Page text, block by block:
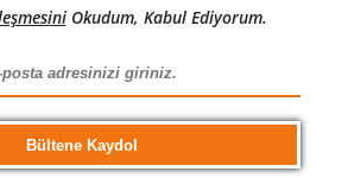
Okudum, Kabul Ediyorum.